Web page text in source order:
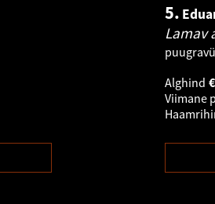
5.
Lamav
Alghind €
Viimane